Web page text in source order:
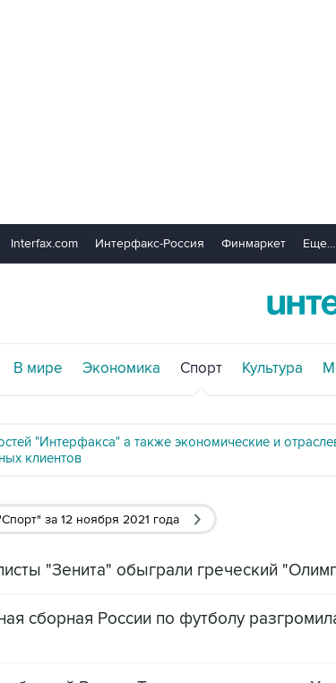
Interfax.com Интерфакс-Россия Финмаркет Еще...
В мире Экономика Спорт Культура
"Интерфакса" а также экономические и
клиентов
за 12 ноября 2021 года
"Зенита" обыграли греческий
сборная России по футболу